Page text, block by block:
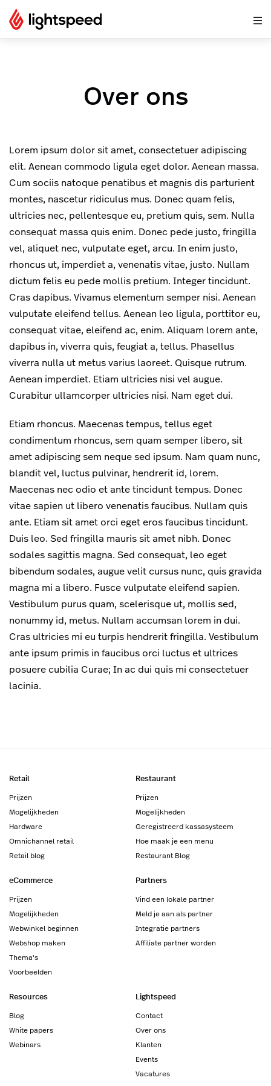
Over ons
Lorem ipsum dolor sit amet, consectetuer adipiscing
elit. Aenean commodo ligula eget dolor. Aenean massa.
Cum sociis natoque penatibus et magnis dis parturient
montes, nascetur ridiculus mus. Donec quam felis,
ultricies nec, pellentesque eu, pretium quis, sem. Nulla
consequat massa quis enim. Donec pede justo, fringilla
vel, aliquet nec, vulputate eget, arcu. In enim justo,
rhoncus ut, imperdiet a, venenatis vitae, justo. Nullam
dictum felis eu pede mollis pretium. Integer tincidunt.
Cras dapibus. Vivamus elementum semper nisi. Aenean
vulputate eleifend tellus. Aenean leo ligula, porttitor eu,
consequat vitae, eleifend ac, enim. Aliquam lorem ante,
dapibus in, viverra quis, feugiat a, tellus. Phasellus
viverra nulla ut metus varius laoreet. Quisque rutrum.
Aenean imperdiet. Etiam ultricies nisi vel augue.
Curabitur ullamcorper ultricies nisi. Nam eget dui.
Etiam rhoncus. Maecenas tempus, tellus eget
condimentum rhoncus, sem quam semper libero, sit
amet adipiscing sem neque sed ipsum. Nam quam nunc,
blandit vel, luctus pulvinar, hendrerit id, lorem.
Maecenas nec odio et ante tincidunt tempus. Donec
vitae sapien ut libero venenatis faucibus. Nullam quis
ante. Etiam sit amet orci eget eros faucibus tincidunt.
Duis leo. Sed fringilla mauris sit amet nibh. Donec
sodales sagittis magna. Sed consequat, leo eget
bibendum sodales, augue velit cursus nunc, quis gravida
magna mi a libero. Fusce vulputate eleifend sapien.
Vestibulum purus quam, scelerisque ut, mollis sed,
nonummy id, metus. Nullam accumsan lorem in dui.
Cras ultricies mi eu turpis hendrerit fringilla. Vestibulum
ante ipsum primis in faucibus orci luctus et ultrices
posuere cubilia Curae; In ac dui quis mi consectetuer
lacinia.
Retail
Prijzen
Mogelijkheden
Hardware
Omnichannel retail
Retail blog
Restaurant
Prijzen
Mogelijkheden
Geregistreerd kassasysteem
Hoe maak je een menu
Restaurant Blog
eCommerce
Prijzen
Mogelijkheden
Webwinkel beginnen
Webshop maken
Thema's
Voorbeelden
Partners
Vind een lokale partner
Meld je aan als partner
Integratie partners
Affiliate partner worden
Resources
Blog
White papers
Webinars
Lightspeed
Contact
Over ons
Klanten
Events
Vacatures